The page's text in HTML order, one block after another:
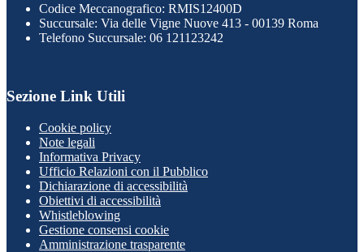
Codice Meccanografico: RMIS12400D
Succursale: Via delle Vigne Nuove 413 - 00139 Roma
Telefono Succursale: 06 121123242
Sezione Link Utili
Cookie policy
Note legali
Informativa Privacy
Ufficio Relazioni con il Pubblico
Dichiarazione di accessibilità
Obiettivi di accessibilità
Whistleblowing
Gestione consensi cookie
Amministrazione trasparente